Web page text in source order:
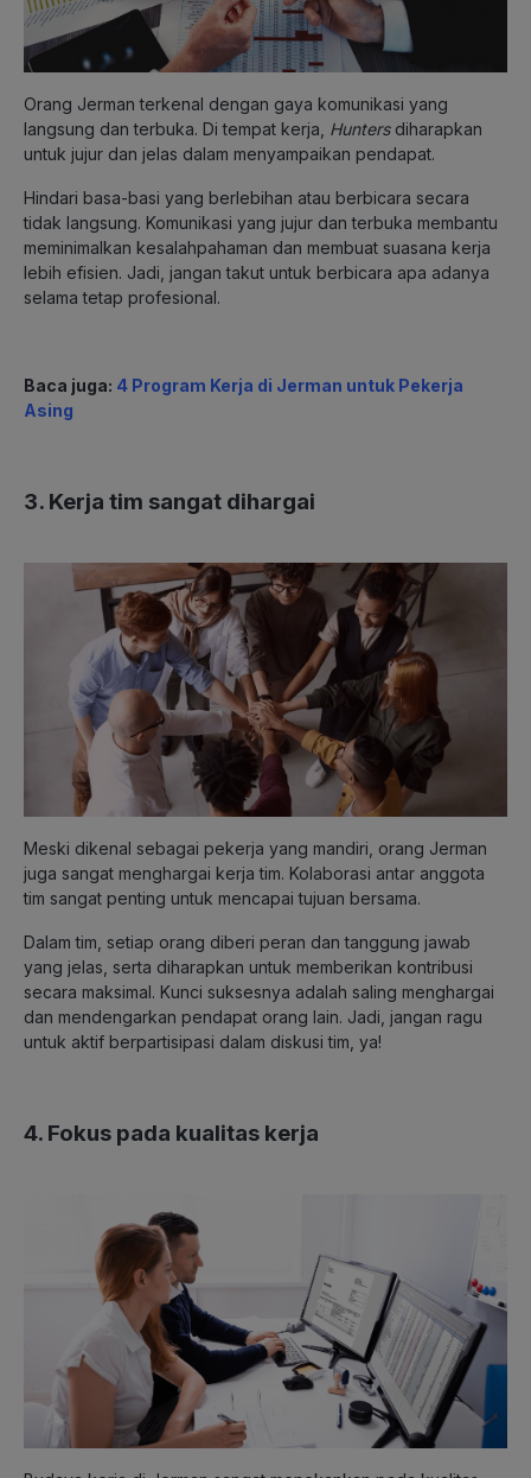
Orang Jerman terkenal dengan gaya komunikasi yang
langsung dan terbuka. Di tempat kerja, Huntersdiharapkan
untuk jujur dan jelas dalam menyampaikan pendapat.
Hindari basa-basi yang berlebihan atau berbicara secara
tidak langsung. Komunikasi yang jujur dan terbuka membantu
meminimalkan kesalahpahaman dan membuat suasana kerja
lebih efisien. Jadi, jangan takut untuk berbicara apa adanya
selama tetap profesional.
Baca juga: 4 Program Kerja di Jerman untuk Pekerja
Asing
3. Kerja tim sangat dihargai
Meski dikenal sebagai pekerja yang mandiri, orang Jerman
juga sangat menghargai kerja tim. Kolaborasi antar anggota
tim sangat penting untuk mencapai tujuan bersama.
Dalam tim, setiap orang diberi peran dan tanggung jawab
yang jelas, serta diharapkan untuk memberikan kontribusi
secara maksimal. Kunci suksesnya adalah saling menghargai
dan mendengarkan pendapat orang lain. Jadi, jangan ragu
untuk aktif berpartisipasi dalam diskusi tim, ya!
4. Fokus pada kualitas kerja